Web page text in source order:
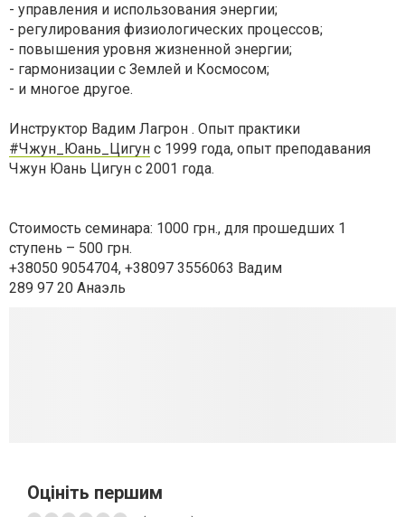
- управления и использования энергии;
- регулирования физиологических процессов;
- повышения уровня жизненной энергии;
- гармонизации с Землей и Космосом;
- и многое другое.
Инструктор Вадим Лагрон . Опыт практики
#Чжун_Юань_Цигун с 1999 года, опыт преподавания
Чжун Юань Цигун с 2001 года.
Стоимость семинара: 1000 грн., для прошедших 1
ступень – 500 грн.
+38050 9054704, +38097 3556063 Вадим
289 97 20 Анаэль
Оцініть першим